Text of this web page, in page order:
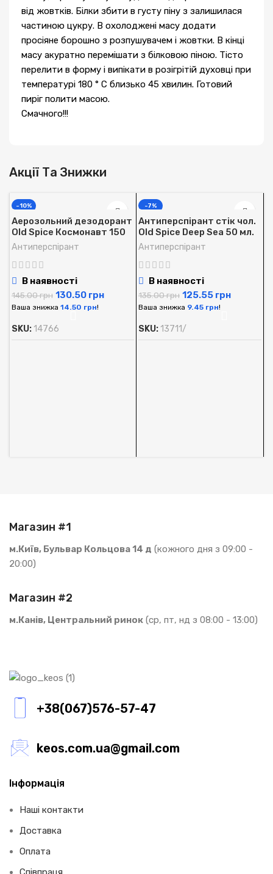
від жовтків. Білки збити в густу піну з залишилася
частиною цукру. В охолоджені масу додати
просіяне борошно з розпушувачем і жовтки. В кінці
масу акуратно перемішати з білковою піною. Тісто
перелити в форму і випікати в розігрітій духовці при
температурі 180 ° С близько 45 хвилин. Готовий
пиріг полити масою.
Смачного!!!
Акції Та Знижки
-10%
Аерозольний дезодорант
Old Spice Космонавт 150
мл.
Антиперспірант
В наявності
145.00грн 130.50 грн
Ваша знижка 14.50 грн!
SKU: 14766
-7%
Антиперспірант стік чол.
Old Spice Deep Sea 50 мл.
Антиперспірант
В наявності
135.00грн 125.55 грн
Ваша знижка 9.45 грн!
SKU: 13711/
Магазин #1
м.Київ, Бульвар Кольцова 14 д (кожного дня з 09:00 -
20:00)
Магазин #2
м.Канів, Центральний ринок (ср, пт, нд з 08:00 - 13:00)
+38(067)576-57-47
keos.com.ua@gmail.com
Інформація
Наші контакти
Доставка
Оплата